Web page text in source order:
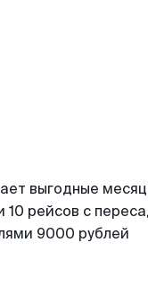
выгодные
рейсов с
9000 рублей